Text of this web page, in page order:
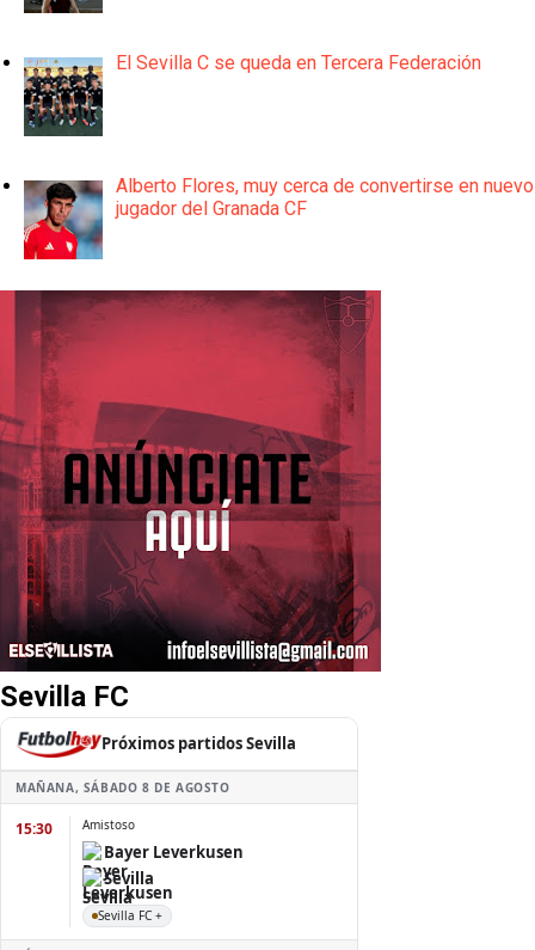
El Sevilla C se queda en Tercera Federación
Alberto Flores, muy cerca de convertirse en nuevo
jugador del Granada CF
Sevilla FC